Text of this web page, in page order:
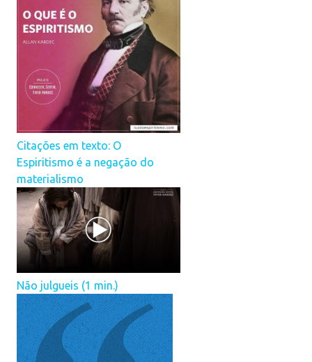
Citações em texto: O
Espiritismo é a negação do
materialismo
Não julgueis (1 min.)